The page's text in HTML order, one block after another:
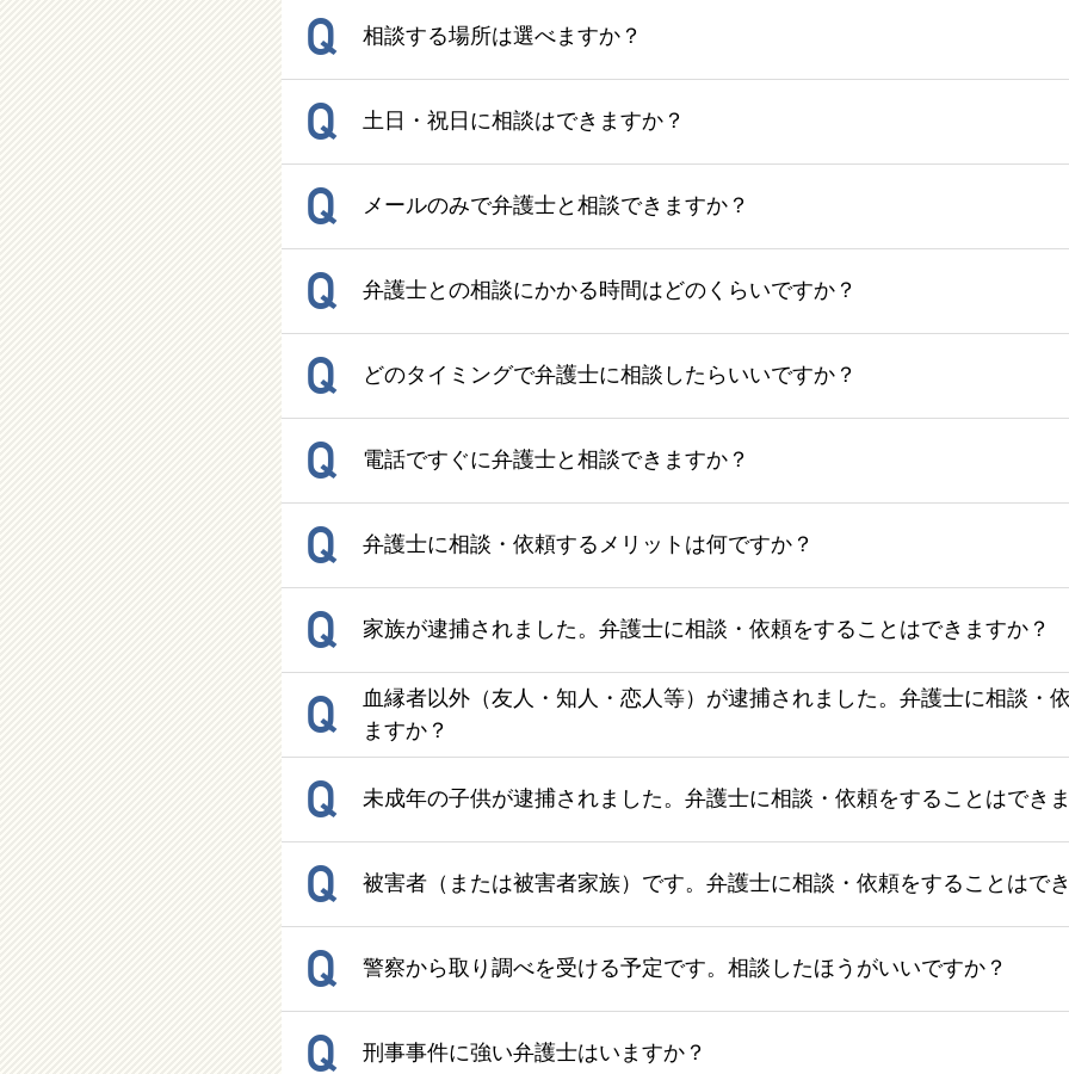
Q 相談する場所は選べますか？
Q 土日・祝日に相談はできますか？
Q メールのみで弁護士と相談できますか？
Q 弁護士との相談にかかる時間はどのくらいですか？
Q どのタイミングで弁護士に相談したらいいですか？
Q 電話ですぐに弁護士と相談できますか？
Q 弁護士に相談・依頼するメリットは何ですか？
Q 家族が逮捕されました。弁護士に相談・依頼をすることはできますか？
Q
血縁者以外（友人・知人・恋人等）が逮捕されました。弁護士に相談・
ますか？
Q 未成年の子供が逮捕されました。弁護士に相談・依頼をすることはでき
Q 被害者（または被害者家族）です。弁護士に相談・依頼をすることはで
Q 警察から取り調べを受ける予定です。相談したほうがいいですか？
Q 刑事事件に強い弁護士はいますか？